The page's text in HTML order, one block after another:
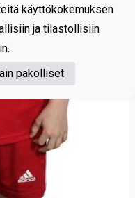
käyttökokemuksen
ja tilastollisiin
pakolliset